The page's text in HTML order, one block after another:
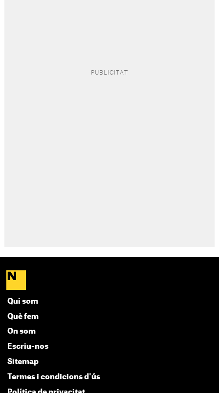
Qui som
Què fem
On som
Escriu-nos
Sitemap
Termes i condicions d'ús